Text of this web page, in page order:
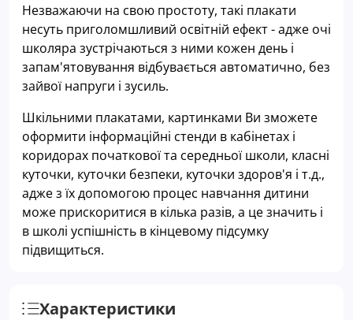
Незважаючи на свою простоту, такі плакати
несуть приголомшливий освітній ефект - адже очі
школяра зустрічаються з ними кожен день і
запам'ятовування відбувається автоматично, без
зайвої напруги і зусиль.
Шкільними плакатами, картинками Ви зможете
оформити інформаційні стенди в кабінетах і
коридорах початкової та середньої школи, класні
куточки, куточки безпеки, куточки здоров'я і т.д.,
адже з їх допомогою процес навчання дитини
може прискоритися в кілька разів, а це значить і
в школі успішність в кінцевому підсумку
підвищиться.
Характеристики